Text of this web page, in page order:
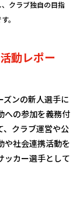
、クラブ独自の目指
。
動レポー
ズンの新人選手に
への参加を義務付
、クラブ運営や公
や社会連携活動を
ッカー選手として